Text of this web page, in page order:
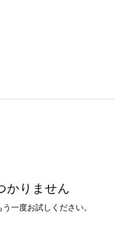
かりません
一度お試しください。